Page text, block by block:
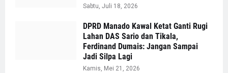
Sabtu, Juli 18, 2026
DPRD Manado Kawal Ketat Ganti Rugi
Lahan DAS Sario dan Tikala,
Ferdinand Dumais: Jangan Sampai
Jadi Silpa Lagi
Kamis, Mei 21, 2026